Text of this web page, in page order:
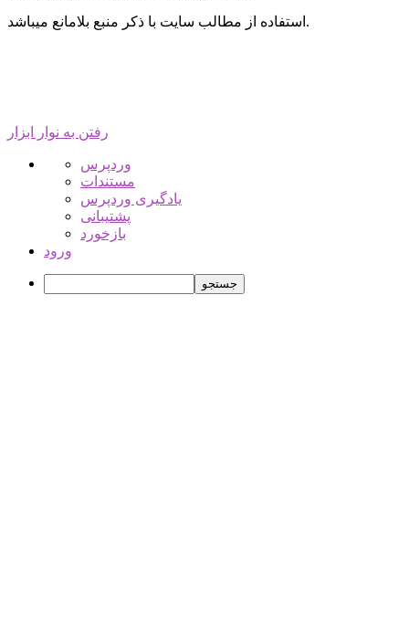
استفاده از مطالب سایت با ذکر منبع بلامانع میباشد.
رفتن به نوار ابزار
درباره
وردپرس
وردپرس
مستندات
یادگیری وردپرس
پشتیبانی
بازخورد
ورود
جستجو